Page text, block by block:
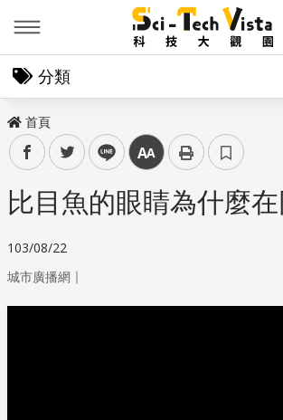
分類
首頁
facebooktwitter line 中
比目魚的眼睛為什麼在
103/08/22
城市廣播網 ｜